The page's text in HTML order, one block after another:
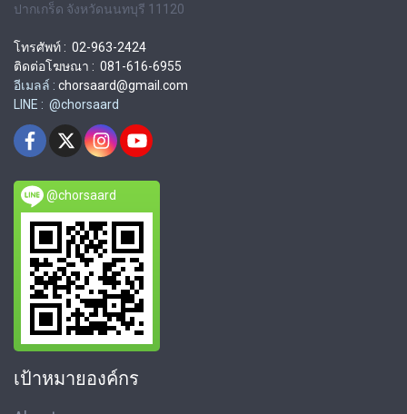
ปากเกร็ด จังหวัดนนทบุรี 11120
โทรศัพท์ : 02-963-2424
ติดต่อโฆษณา : 081-616-6955
อีเมลล์ : chorsaard@gmail.com
LINE : @chorsaard
@chorsaard
เป้าหมายองค์กร